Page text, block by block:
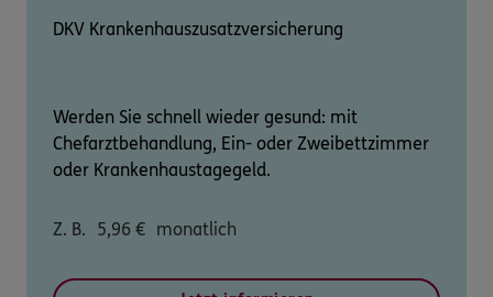
DKV Krankenhauszusatzversicherung
Werden Sie schnell wieder gesund: mit
Chefarztbehandlung, Ein- oder Zweibettzimmer
oder Krankenhaustagegeld.
Z. B. 5,96 € monatlich